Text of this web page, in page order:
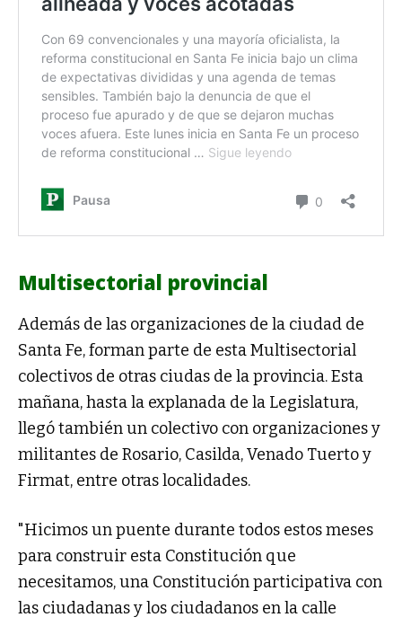
Multisectorial provincial
Además de las organizaciones de la ciudad de
Santa Fe, forman parte de esta Multisectorial
colectivos de otras ciudas de la provincia. Esta
mañana, hasta la explanada de la Legislatura,
llegó también un colectivo con organizaciones y
militantes de Rosario, Casilda, Venado Tuerto y
Firmat, entre otras localidades.
"Hicimos un puente durante todos estos meses
para construir esta Constitución que
necesitamos, una Constitución participativa con
las ciudadanas y los ciudadanos en la calle